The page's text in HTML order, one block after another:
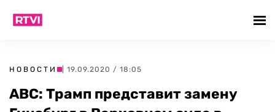
НОВОСТИ | 19.09.2020 / 18:05
ABC: Трамп представит замену